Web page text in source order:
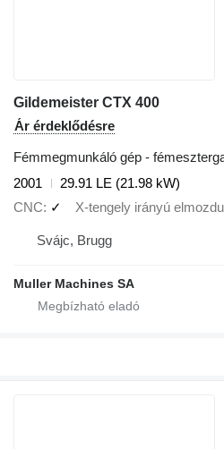
Gildemeister CTX 400
Ár érdeklődésre
Fémmegmunkáló gép -
2001
29.91 LE (21.98 kW)
CNC
✓ X-tengely irányú
Svájc, Brugg
Muller Machines SA